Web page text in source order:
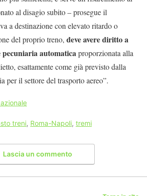
al disagio subito – prosegue il
a destinazione con elevato ritardo o
del proprio treno, deve avere diritto a
pecuniaria automaticaproporzionata alla
esattamente come già previsto dalla
per il settore del trasporto aereo”.
treni, Roma-Napoli, tremi
Lascia un commento